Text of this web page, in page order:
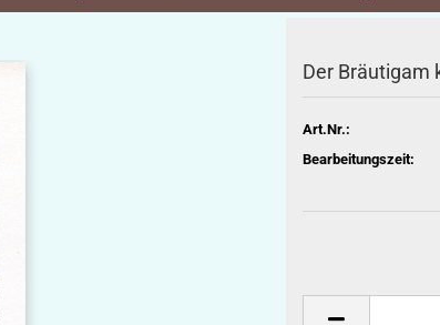
Der Bräutigam
Art.Nr.:
Bearbeitungszeit: